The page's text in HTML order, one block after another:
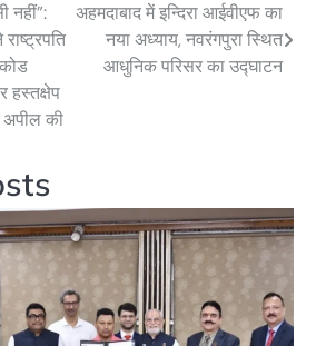
नहीं”:
हस्तक्षेप
की
अहमदाबाद में इन्दिरा आईवीएफ का
नया अध्याय, नवरंगपुरा स्थित
आधुनिक परिसर का उद्घाटन